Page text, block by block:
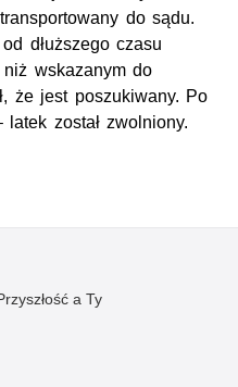
do sądu.
dłuższego czasu
niż wskazanym do
że jest poszukiwany. Po
został zwolniony.
a Ty